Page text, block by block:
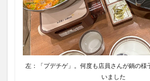
左：「プデチゲ」。何度も店員さんが鍋の様
いました